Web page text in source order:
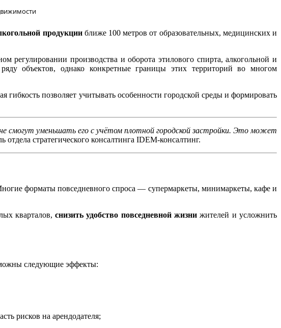
продукцииближе 100 метров от образовательных, медицинских и
регулировании производства и оборота этилового спирта, алкогольной и
объектов, однако конкретные границы этих территорий во многом
позволяет учитывать особенности городской среды и формировать
смогут уменьшать его с учётом плотной городской застройки. Это может
отдела стратегического консалтинга IDEM-консалтинг.
форматы повседневного спроса — супермаркеты, минимаркеты, кафе и
кварталов,снизить удобство повседневной жизни жителей и усложнить
следующие эффекты:
рисков на арендодателя;